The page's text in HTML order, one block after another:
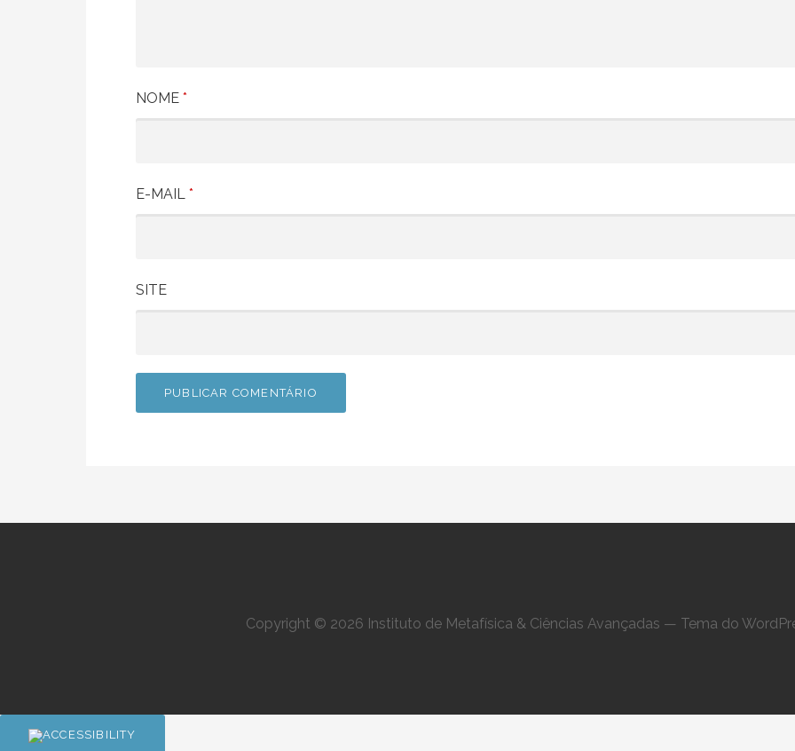
NOME *
E-MAIL *
SITE
Copyright © 2026 Instituto de Metafísica & Ciências Avançadas — Tema do